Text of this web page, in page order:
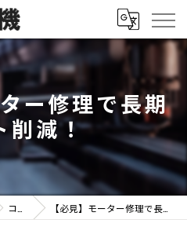
ー修理で長期
削減！
コラム 【必見】モーター修理で長期コスト削減！